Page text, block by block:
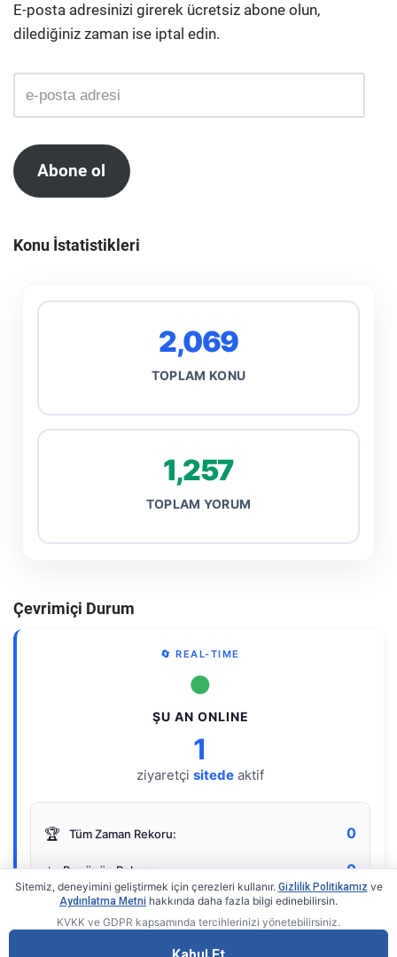
E-posta adresinizi girerek ücretsiz abone olun,
dilediğiniz zaman ise iptal edin.
Abone ol
Konu İstatistikleri
2,069
TOPLAM KONU
1,257
TOPLAM YORUM
Çevrimiçi Durum
🔄 REAL-TIME
●
ŞU AN ONLINE
1
ziyaretçi sitede aktif
🏆 Tüm Zaman Rekoru: 0
⭐ Bugünün Rekoru: 0
Gerçek zamanlı sayaç
Sitemiz, deneyimini geliştirmek için çerezleri kullanır. Gizlilik Politikamız ve
Aydınlatma Metni hakkında daha fazla bilgi edinebilirsin.
KVKK ve GDPR kapsamında tercihlerinizi yönetebilirsiniz.